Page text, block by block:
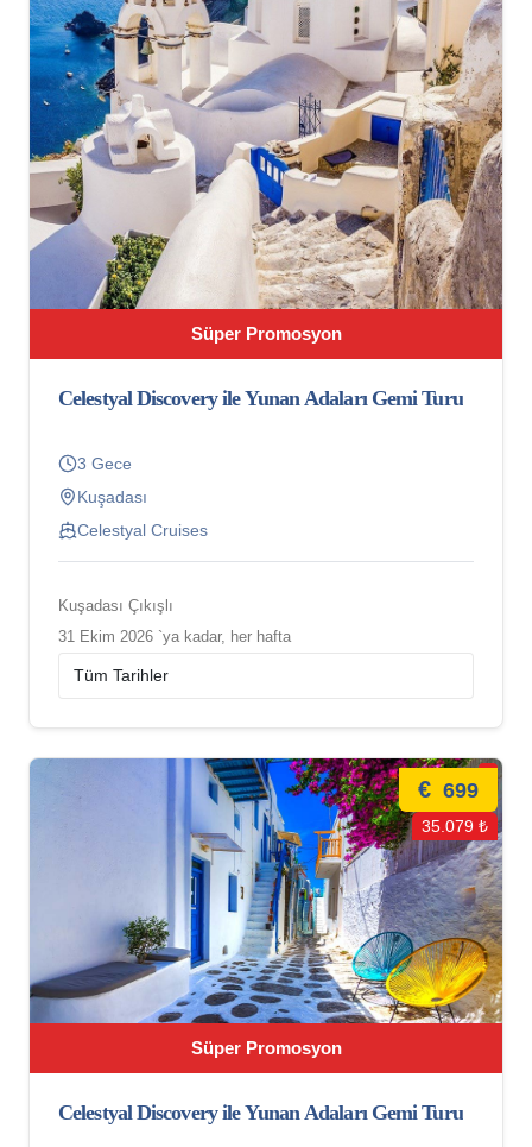
Süper Promosyon
Celestyal Discovery ile Yunan Adaları Gemi Turu
3 Gece
Kuşadası
Celestyal Cruises
Kuşadası Çıkışlı
31 Ekim 2026 `ya kadar, her hafta
Süper Promosyon
€ 699
35.079 ₺
Celestyal Discovery ile Yunan Adaları Gemi Turu